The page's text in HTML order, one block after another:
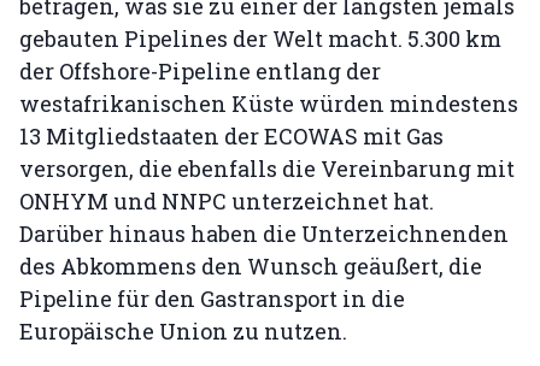
gebauten Pipelines der Welt macht. 5.300 km
der Offshore-Pipeline entlang der
westafrikanischen Küste würden mindestens
13 Mitgliedstaaten der ECOWAS mit Gas
versorgen, die ebenfalls die Vereinbarung mit
ONHYM und NNPC unterzeichnet hat.
Darüber hinaus haben die Unterzeichnenden
des Abkommens den Wunsch geäußert, die
Pipeline für den Gastransport in die
Europäische Union zu nutzen.